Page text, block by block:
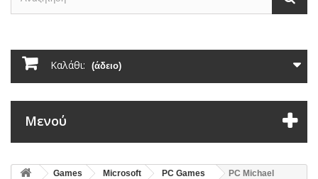
Καλάθι: (άδειο)
Μενού
Games Microsoft PC Games
PC Michael